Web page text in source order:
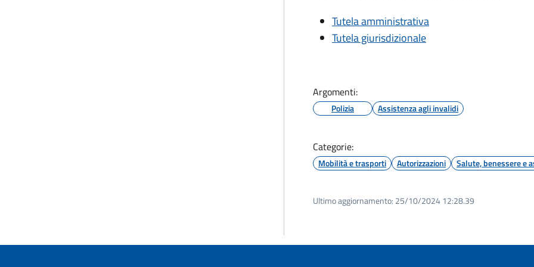
Tutela amministrativa
Tutela giurisdizionale
Argomenti:
Polizia Assistenza agli invalidi
Categorie:
Mobilità e trasporti Autorizzazioni Salute, benessere e
Ultimo aggiornamento: 25/10/2024 12:28.39